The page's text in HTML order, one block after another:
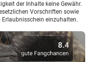
der Inhalte keine Gewähr.
Vorschriften sowie
einzuhalten.